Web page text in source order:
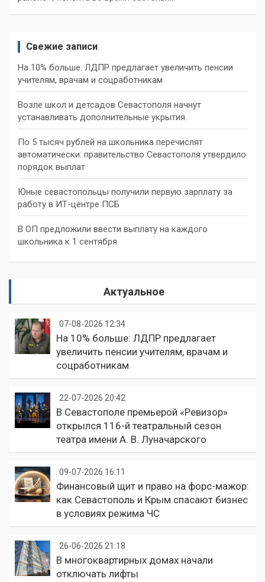
Свежие записи
На 10% больше: ЛДПР предлагает увеличить пенсии
учителям, врачам и соцработникам
Возле школ и детсадов Севастополя начнут
устанавливать дополнительные укрытия
По 5 тысяч рублей на школьника перечислят
автоматически: правительство Севастополя утвердило
порядок выплат
Юные севастопольцы получили первую зарплату за
работу в ИТ-центре ПСБ
В ОП предложили ввести выплату на каждого
школьника к 1 сентября
Актуальное
07-08-2026 12:34
На 10% больше: ЛДПР предлагает
увеличить пенсии учителям, врачам и
соцработникам
22-07-2026 20:42
В Севастополе премьерой «Ревизор»
открылся 116-й театральный сезон
театра имени А. В. Луначарского
09-07-2026 16:11
Финансовый щит и право на форс-мажор:
как Севастополь и Крым спасают бизнес
в условиях режима ЧС
26-06-2026 21:18
В многоквартирных домах начали
отключать лифты